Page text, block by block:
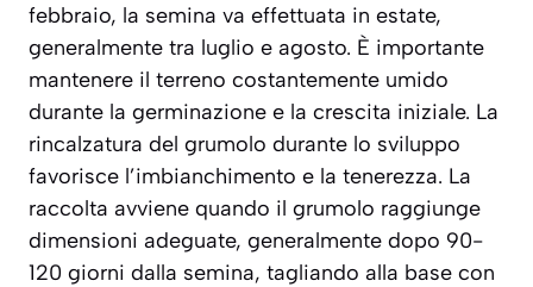
febbraio, la semina va effettuata in estate,
generalmente tra luglio e agosto. È importante
mantenere il terreno costantemente umido
durante la germinazione e la crescita iniziale. La
rincalzatura del grumolo durante lo sviluppo
favorisce l’imbianchimento e la tenerezza. La
raccolta avviene quando il grumolo raggiunge
dimensioni adeguate, generalmente dopo 90-
120 giorni dalla semina, tagliando alla base con